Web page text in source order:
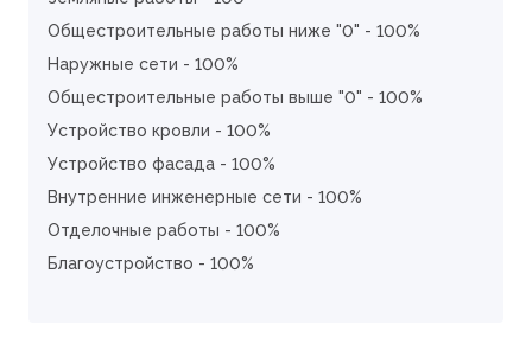
Общестроительные работы ниже "0" - 100%
Наружные сети - 100%
Общестроительные работы выше "0" - 100%
Устройство кровли - 100%
Устройство фасада - 100%
Внутренние инженерные сети - 100%
Отделочные работы - 100%
Благоустройство - 100%